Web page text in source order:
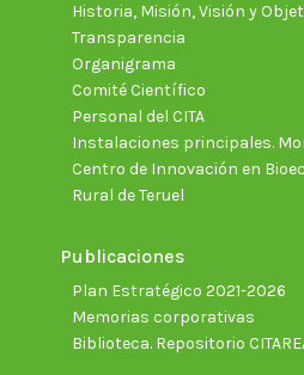
Historia, Misión, Visión y
Transparencia
Organigrama
Comité Científico
Personal del CITA
Instalaciones principales.
Centro de Innovación en
Rural de Teruel
Publicaciones
Plan Estratégico 2021-2026
Memorias corporativas
Biblioteca. Repositorio